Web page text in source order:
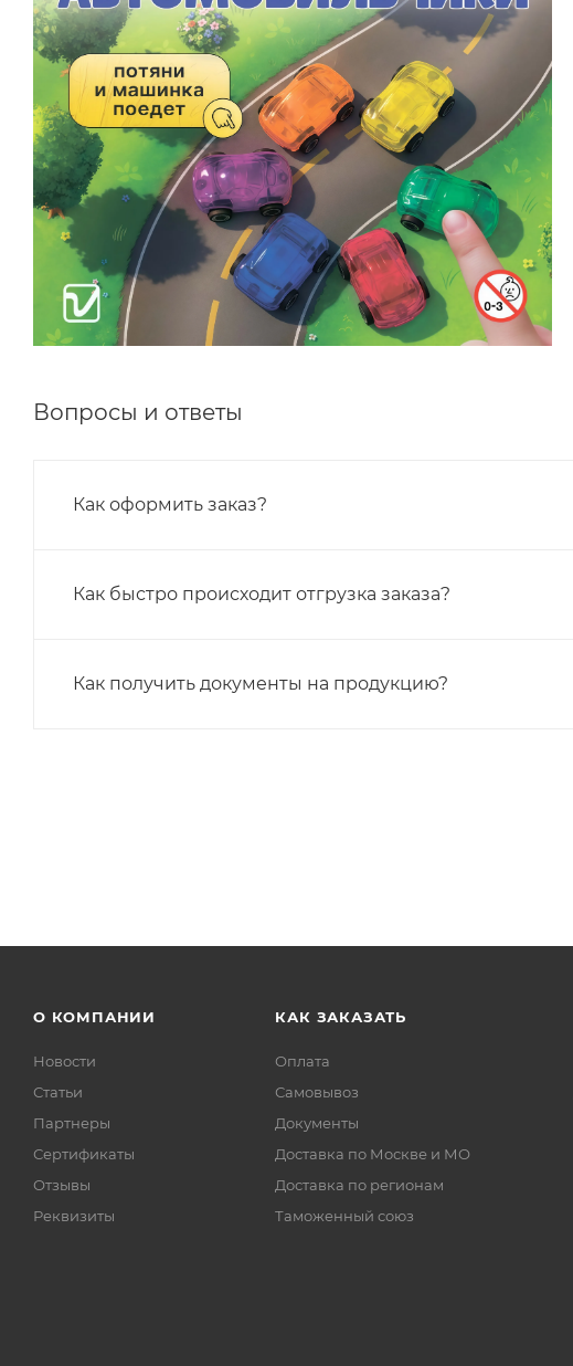
Вопросы и ответы
Как оформить заказ?
Как быстро происходит отгрузка заказа?
Как получить документы на продукцию?
О КОМПАНИИ
Новости
Статьи
Партнеры
Сертификаты
Отзывы
Реквизиты
КАК ЗАКАЗАТЬ
Оплата
Самовывоз
Документы
Доставка по Москве и МО
Доставка по регионам
Таможенный союз